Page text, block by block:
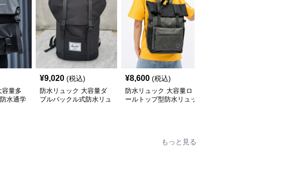
容量多
水通学
¥9,020 (税込)
防水リュック 大容量ダ
ブルバックル式防水リュ
¥8,600 (税込)
防水リュック 大容量ロ
ールトップ型防水リュッ
もっと見る